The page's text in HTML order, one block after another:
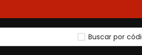
Buscar por